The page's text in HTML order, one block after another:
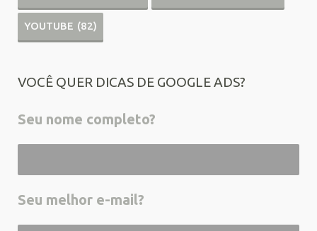
YOUTUBE (82)
VOCÊ QUER DICAS DE GOOGLE ADS?
Seu nome completo?
Seu melhor e-mail?